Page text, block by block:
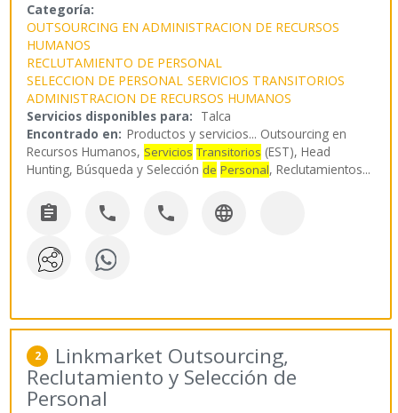
Categoría:
OUTSOURCING EN ADMINISTRACION DE RECURSOS
HUMANOS
RECLUTAMIENTO DE PERSONAL
SELECCION DE PERSONAL SERVICIOS TRANSITORIOS
ADMINISTRACION DE RECURSOS HUMANOS
Servicios disponibles para: Talca
Encontrado en: Productos y servicios... Outsourcing en
Recursos Humanos, Servicios Transitorios (EST), Head
Hunting, Búsqueda y Selección de Personal, Reclutamientos...
   
2 Linkmarket Outsourcing,
Reclutamiento y Selección de
Personal